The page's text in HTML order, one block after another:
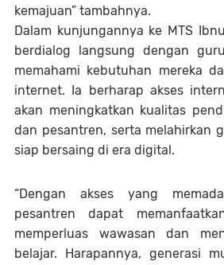
kemajuan” tambahnya.
Dalam kunjungannya ke MTS
berdialog langsung dengan
memahami kebutuhan mereka
internet. Ia berharap akses
akan meningkatkan kualitas
dan pesantren, serta melahirkan
siap bersaing di era digital.
“Dengan akses yang
pesantren dapat
memperluas wawasan dan
belajar. Harapannya, generasi